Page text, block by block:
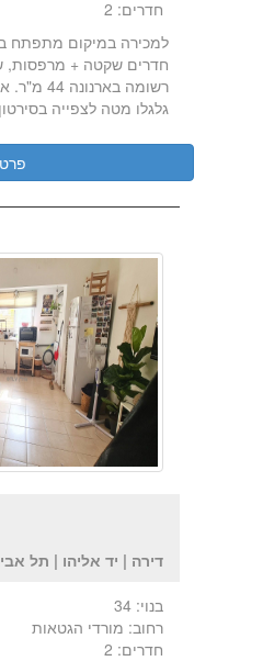
חדרים: 2
חדרים שקטה + מרפסות,
רשומה
גלגלו מטה לצפייה
דירה | יד אליהו | תל
בנוי: 34
רחוב: מורדי הגטאות
חדרים: 2